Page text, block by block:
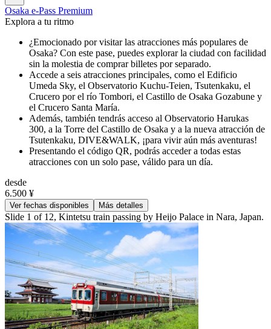
Osaka e-Pass Premium
Explora a tu ritmo
¿Emocionado por visitar las atracciones más populares de
Osaka? Con este pase, puedes explorar la ciudad con facilidad
sin la molestia de comprar billetes por separado.
Accede a seis atracciones principales, como el Edificio
Umeda Sky, el Observatorio Kuchu-Teien, Tsutenkaku, el
Crucero por el río Tombori, el Castillo de Osaka Gozabune y
el Crucero Santa María.
Además, también tendrás acceso al Observatorio Harukas
300, a la Torre del Castillo de Osaka y a la nueva atracción de
Tsutenkaku, DIVE&WALK, ¡para vivir aún más aventuras!
Presentando el código QR, podrás acceder a todas estas
atracciones con un solo pase, válido para un día.
desde
6.500 ¥
Ver fechas disponibles Más detalles
Slide 1 of 12, Kintetsu train passing by Heijo Palace in Nara, Japan.